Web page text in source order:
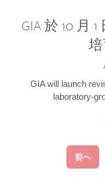
GIA 於 10 月
GIA will launch
laboratory-
前へ